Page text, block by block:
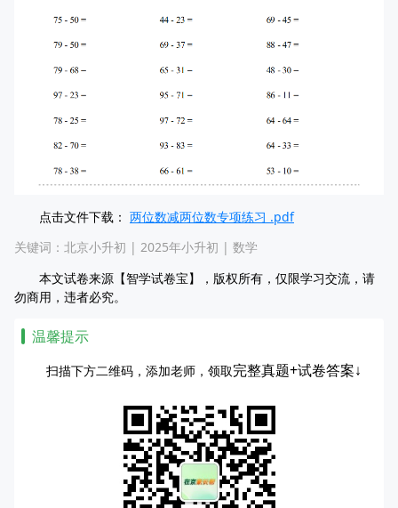
点击文件下载： 两位数减两位数专项练习 .pdf
关键词： 北京小升初 | 2025年小升初 | 数学
本文试卷来源【智学试卷宝】，版权所有，仅限学习交流，请
勿商用，违者必究。
温馨提示
扫描下方二维码，添加老师，领取完整真题+试卷答案↓